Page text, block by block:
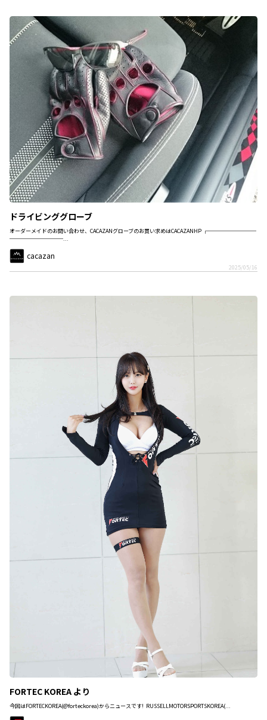
ドライビンググローブ
オーダーメイドのお問い合わせ、CACAZANグローブのお買い求めはCACAZANHP ┌─────────
──────────...
cacazan
2025/05/16
FORTEC KOREA より
今回はFORTECKOREA(@forteckorea)からニュースです! RUSSELLMOTORSPORTSKOREA(...